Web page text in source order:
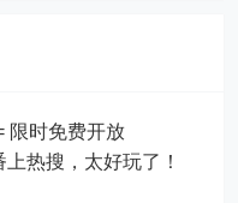
限时免费开放
热搜，太好玩了！